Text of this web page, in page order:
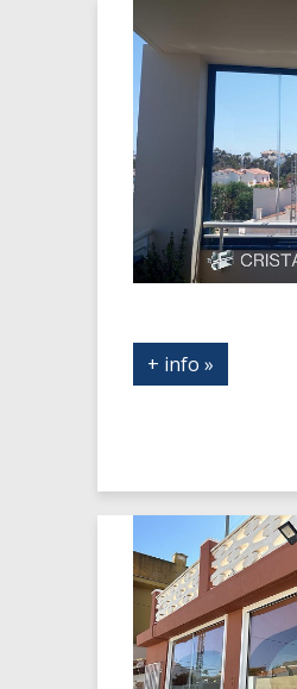
+ info »